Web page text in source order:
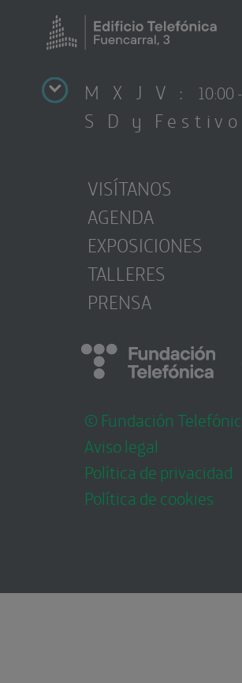
M X J V : 10:00
S D y
VISÍTANOS
AGENDA
EXPOSICIONES
TALLERES
PRENSA
© Fundación
Aviso legal
Política de privacidad
Política de cookies